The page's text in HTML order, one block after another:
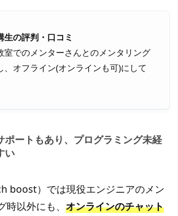
生の評判・口コミ
室でのメンターさんとのメンタリング
、オフライン(オンラインも可)にして
ポートもあり、プログラミング未経
い
boost）では現役エンジニアのメン
以外にも、 オンラインのチャット